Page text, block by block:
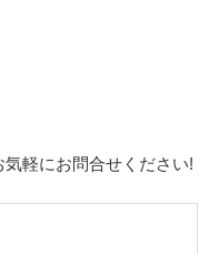
軽にお問合せください!